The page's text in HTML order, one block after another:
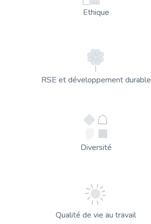
Ethique
RSE et développement durable
Diversité
Qualité de vie au travail